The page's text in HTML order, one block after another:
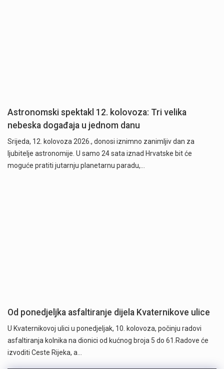
Astronomski spektakl 12. kolovoza: Tri velika
nebeska događaja u jednom danu
Srijeda, 12. kolovoza 2026., donosi iznimno zanimljiv dan za
ljubitelje astronomije. U samo 24 sata iznad Hrvatske bit će
moguće pratiti jutarnju planetarnu paradu,…
Od ponedjeljka asfaltiranje dijela Kvaternikove ulice
U Kvaternikovoj ulici u ponedjeljak, 10. kolovoza, počinju radovi
asfaltiranja kolnika na dionici od kućnog broja 5 do 61.Radove će
izvoditi Ceste Rijeka, a…